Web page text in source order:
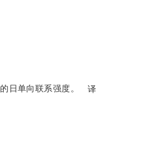
的日单向联系强度。 译